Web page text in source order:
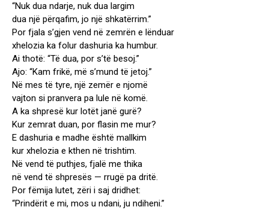
“Nuk dua ndarje, nuk dua largim
dua një përqafim, jo një shkatërrim.”
Por fjala s’gjen vend në zemrën e lënduar
xhelozia ka folur dashuria ka humbur.
Ai thotë: “Të dua, por s’të besoj.”
Ajo: “Kam frikë, më s’mund të jetoj.”
Në mes të tyre, një zemër e njomë
vajton si pranvera pa lule në komë.
A ka shpresë kur lotët janë gurë?
Kur zemrat duan, por flasin me mur?
E dashuria e madhe është mallkim
kur xhelozia e kthen në trishtim.
Në vend të puthjes, fjalë me thika
në vend të shpresës — rrugë pa dritë.
Por fëmija lutet, zëri i saj dridhet:
“Prindërit e mi, mos u ndani, ju ndiheni.”